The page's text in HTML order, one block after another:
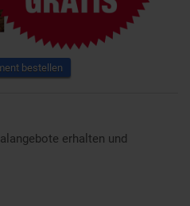
bestellen
erhalten und